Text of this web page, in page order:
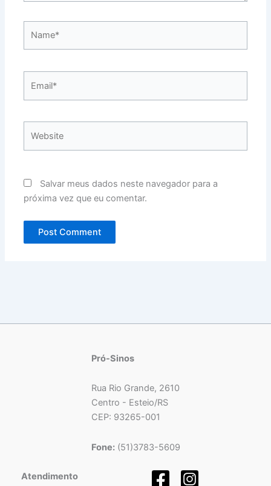
Salvar meus dados neste navegador para a
próxima vez que eu comentar.
Pró-Sinos
Rua Rio Grande, 2610
Centro - Esteio/RS
CEP: 93265-001
Fone:(51)3783-5609
Atendimento